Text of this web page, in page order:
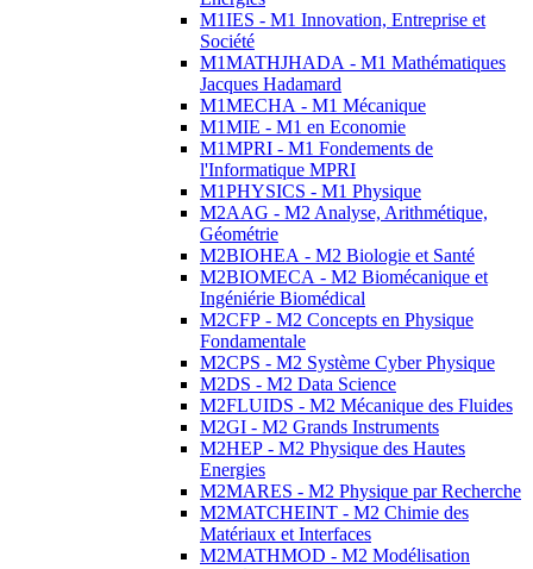
M1IES - M1 Innovation, Entreprise et
Société
M1MATHJHADA - M1 Mathématiques
Jacques Hadamard
M1MECHA - M1 Mécanique
M1MIE - M1 en Economie
M1MPRI - M1 Fondements de
l'Informatique MPRI
M1PHYSICS - M1 Physique
M2AAG - M2 Analyse, Arithmétique,
Géométrie
M2BIOHEA - M2 Biologie et Santé
M2BIOMECA - M2 Biomécanique et
Ingéniérie Biomédical
M2CFP - M2 Concepts en Physique
Fondamentale
M2CPS - M2 Système Cyber Physique
M2DS - M2 Data Science
M2FLUIDS - M2 Mécanique des Fluides
M2GI - M2 Grands Instruments
M2HEP - M2 Physique des Hautes
Energies
M2MARES - M2 Physique par Recherche
M2MATCHEINT - M2 Chimie des
Matériaux et Interfaces
M2MATHMOD - M2 Modélisation